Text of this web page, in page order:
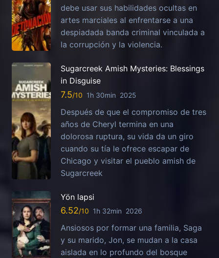
debe usar sus habilidades ocultas en
artes marciales al enfrentarse a una
despiadada banda criminal vinculada a
la corrupción y la violencia.
Sugarcreek Amish Mysteries: Blessings
in Disguise
7.5 1h 30min 2025
Después de que el compromiso de tres
años de Cheryl termina en una
dolorosa ruptura, su vida da un giro
cuando su tía le ofrece escapar de
Chicago y visitar el pueblo amish de
Sugarcreek
Yön lapsi
6.52 1h 32min 2026
Ansiosos por formar una familia, Saga
y su marido, Jon, se mudan a la casa
aislada en lo profundo del bosque